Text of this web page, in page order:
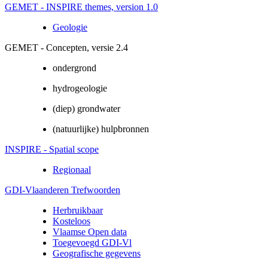
GEMET - INSPIRE themes, version 1.0
Geologie
GEMET - Concepten, versie 2.4
ondergrond
hydrogeologie
(diep) grondwater
(natuurlijke) hulpbronnen
INSPIRE - Spatial scope
Regionaal
GDI-Vlaanderen Trefwoorden
Herbruikbaar
Kosteloos
Vlaamse Open data
Toegevoegd GDI-Vl
Geografische gegevens